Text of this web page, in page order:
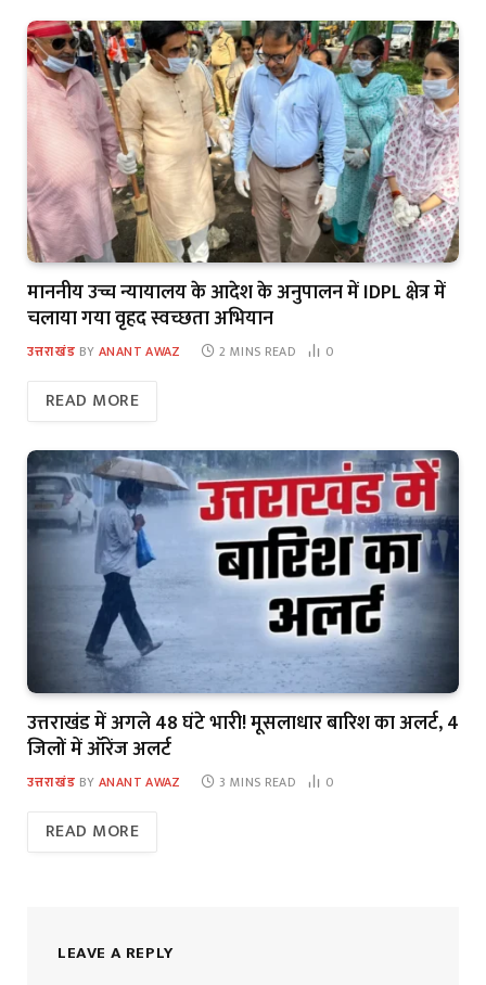
माननीय उच्च न्यायालय के आदेश के अनुपालन में IDPL क्षेत्र में
चलाया गया वृहद स्वच्छता अभियान
उत्तराखंड BY ANANT AWAZ 2 MINS READ 0
READ MORE
उत्तराखंड में अगले 48 घंटे भारी! मूसलाधार बारिश का अलर्ट, 4
जिलों में ऑरेंज अलर्ट
उत्तराखंड BY ANANT AWAZ 3 MINS READ 0
READ MORE
LEAVE A REPLY